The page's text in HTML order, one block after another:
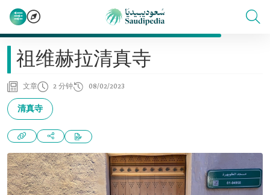
祖维赫拉清真寺
文章 2 分钟 08/02/2023
清真寺